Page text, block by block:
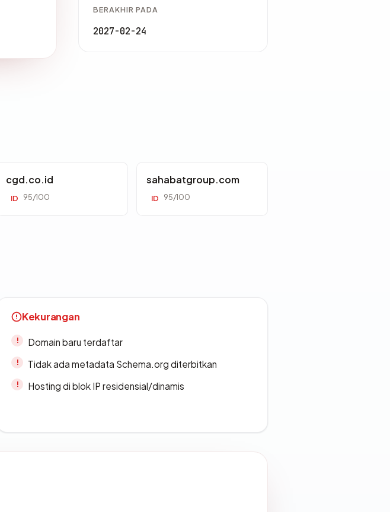
BERAKHIR PADA
2027-02-24
cgd.co.id
ID 95/100
sahabatgroup.com
ID 95/100
Kekurangan
Domain baru terdaftar
Tidak ada metadata Schema.org diterbitkan
Hosting di blok IP residensial/dinamis